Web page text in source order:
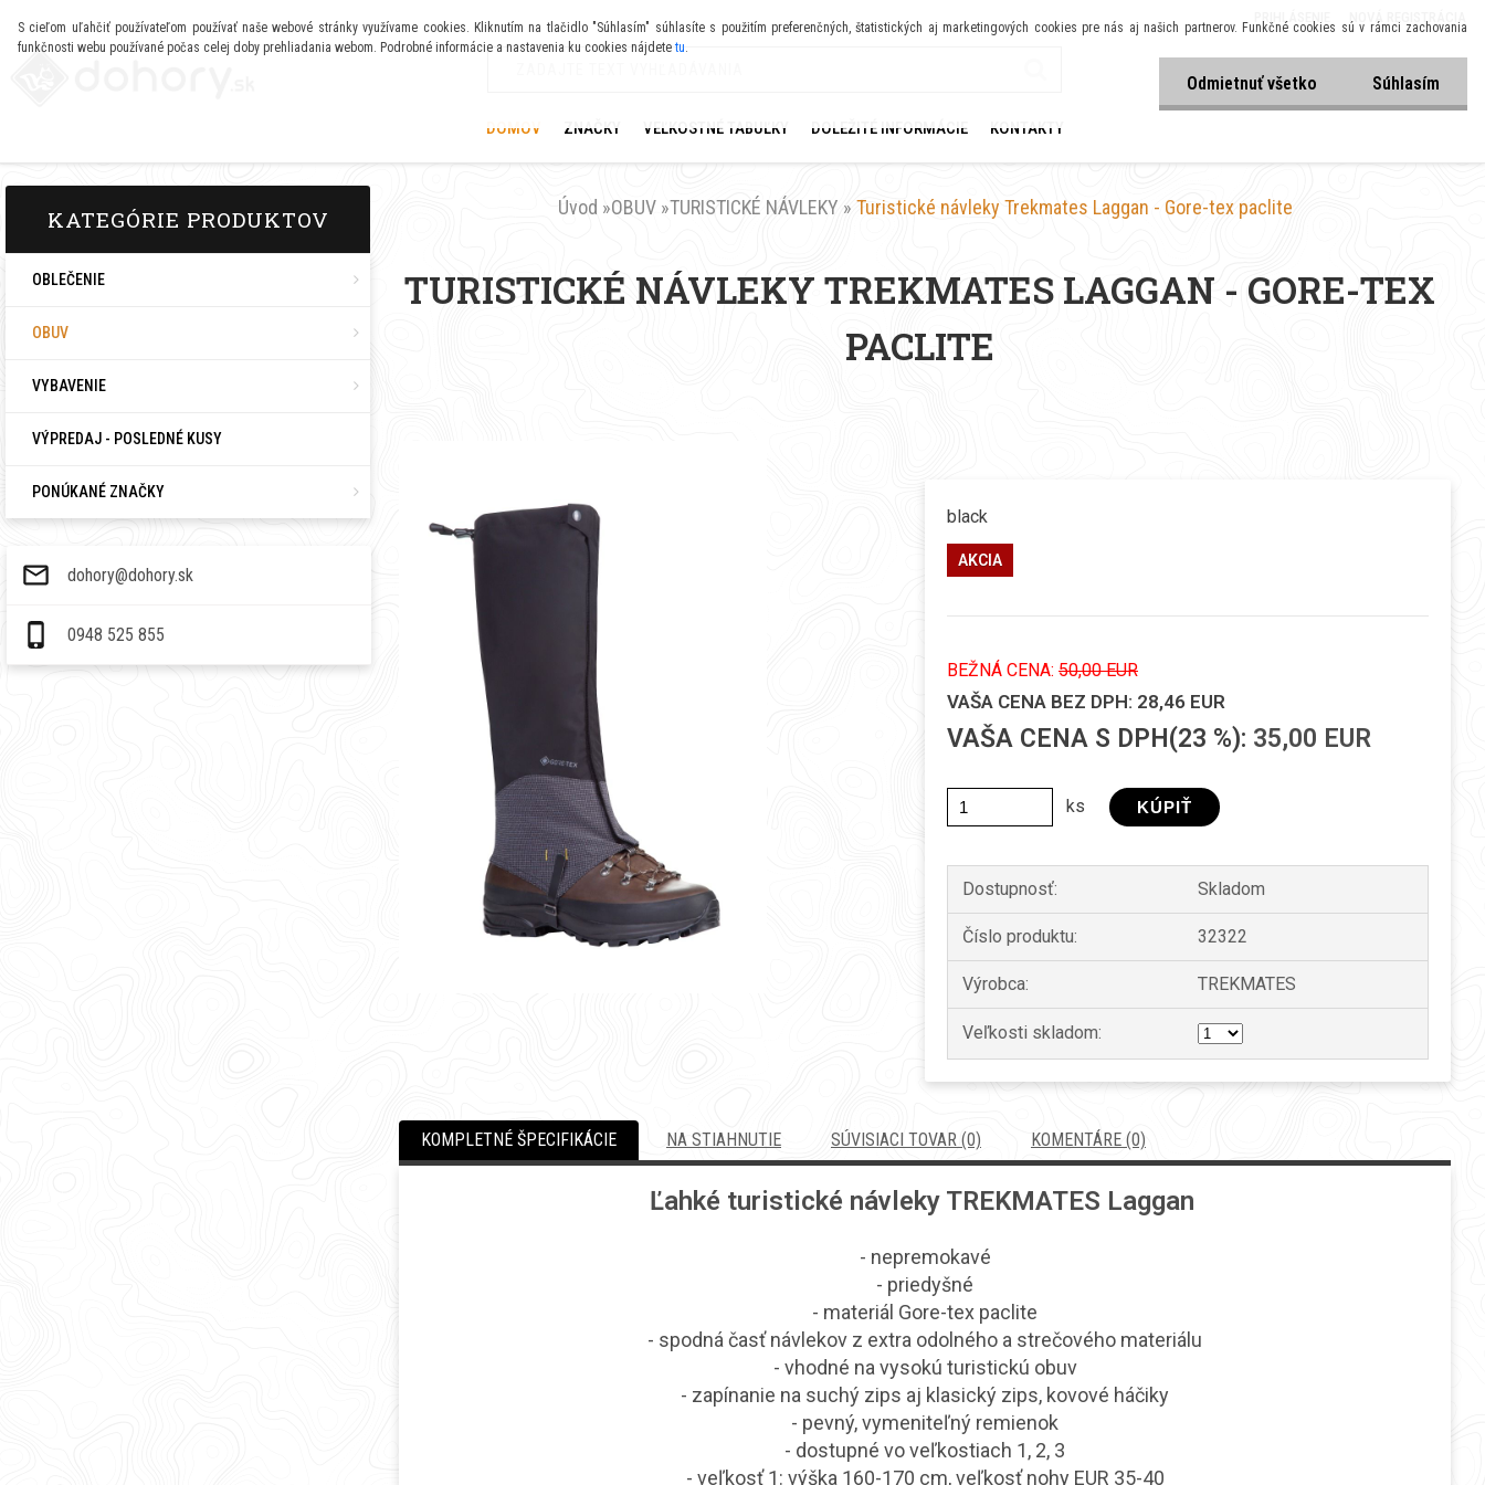
S cieľom uľahčiť používateľom používať naše webové stránky využívame cookies. Kliknutím na tlačidlo "Súhlasím" súhlasíte s použitím preferenčných, štatistických aj marketingových cookies pre nás aj našich partnerov. Funkčné cookies sú v rámci zachovania
funkčnosti webu používané počas celej doby prehliadania webom. Podrobné informácie a nastavenia ku cookies nájdete tu.
Odmietnuť všetko Súhlasím
DOMOV ZNAČKY VEĽKOSTNÉ TABUĽKY DOLEŽITÉ INFORMÁCIE KONTAKTY
PRIHLÁSENIE NOVÁ REGISTRÁCIA
KATEGÓRIE PRODUKTOV
OBLEČENIE
OBUV
VYBAVENIE
VÝPREDAJ - POSLEDNÉ KUSY
PONÚKANÉ ZNAČKY
dohory@dohory.sk
0948 525 855
Úvod »OBUV »TURISTICKÉ NÁVLEKY » Turistické návleky Trekmates Laggan - Gore-tex paclite
TURISTICKÉ NÁVLEKY TREKMATES LAGGAN - GORE-TEX
PACLITE
black
AKCIA
BEŽNÁ CENA: 50,00 EUR
VAŠA CENA BEZ DPH: 28,46 EUR
VAŠA CENA S DPH(23 %): 35,00 EUR
ks
Dostupnosť: Skladom
Číslo produktu: 32322
Výrobca: TREKMATES
Veľkosti skladom:
KOMPLETNÉ ŠPECIFIKÁCIE NA STIAHNUTIE SÚVISIACI TOVAR (0) KOMENTÁRE (0)
Ľahké turistické návleky TREKMATES Laggan
- nepremokavé
- priedyšné
- materiál Gore-tex paclite
- spodná časť návlekov z extra odolného a strečového materiálu
- vhodné na vysokú turistickú obuv
- zapínanie na suchý zips aj klasický zips, kovové háčiky
- pevný, vymeniteľný remienok
- dostupné vo veľkostiach 1, 2, 3
- veľkosť 1: výška 160-170 cm, veľkosť nohy EUR 35-40